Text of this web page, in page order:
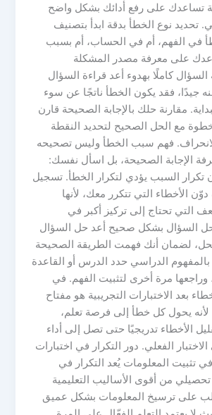
تساعدك على رفع أدائك بشكل واضح
تحديد نوع الخطأ بدقة ابدأ بتصنيف
في الفهم، أم في الحساب، أم بسبب
على معرفة مصدر المشكلة
كاملًا بهدوء أعد قراءة السؤال
جيدًا، فقد يكون الخطأ ناتجًا عن سوء
مقارنة حلك بالإجابة الصحيحة قارن
مع الحل الصحيح لتحديد النقطة
فهم سبب الخطأ وليس تصحيحه
الإجابة الصحيحة، بل اسأل نفسك:
تكرار السبب يؤدي لتكرار الخطأ. تسجيل
دوّن الأخطاء التي تتكرر معك، لأنها
التي تحتاج إلى تركيز أكبر في
حل السؤال بشكل صحيح أعد حل السؤال
لضمان أنك فهمت الطريقة الصحيحة
بالمفهوم الدراسي حدد الدرس أو القاعدة
وراجعها مرة أخرى لتثبيت الفهم. في
بعد الاختبارات التجريبية هو مفتاح
لأنه يحول كل خطأ إلى فرصة تعلم،
الأخطاء تدريجيًا حتى تصل إلى أداء
الفعلي. دور التكرار في اختبارات
تثبيت المعلومات يُعد التكرار في
تحصيلي من أقوى الأساليب التعليمية
على ترسيخ المعلومات بشكل عميق